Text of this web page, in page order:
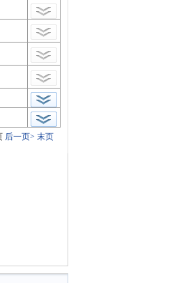
后一页> 末页